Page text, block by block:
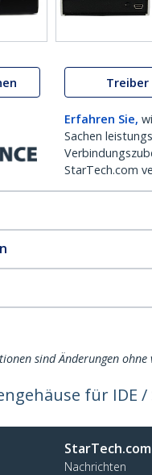
Treiber
Erfahren Sie,
Sachen
StarTech.com
sind Änderungen
für IDE
StarTech.com
Nachrichten